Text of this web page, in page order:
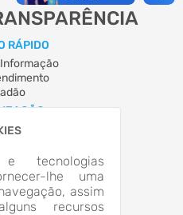
tecnologias
lhe uma
assim
recursos
RÁPIDO
Nº 69, CENTRO
367
no Mapa
4446